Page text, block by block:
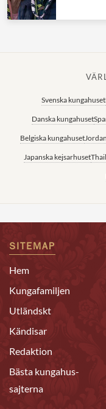
Svenska kungahuset
Danska kungahuset
Belgiska kungahuset
Japanska kejsarhuset
SITEMAP
Hem
Kungafamiljen
Utländskt
Kändisar
Redaktion
Bästa kungahus-
sajterna